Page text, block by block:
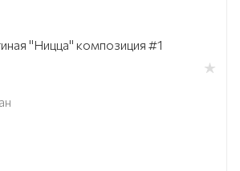
"Ницца" композиция #1